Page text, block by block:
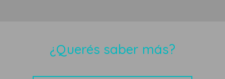
¿Querés saber más?